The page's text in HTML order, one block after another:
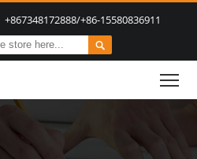
+867348172888/+86-15580836911
